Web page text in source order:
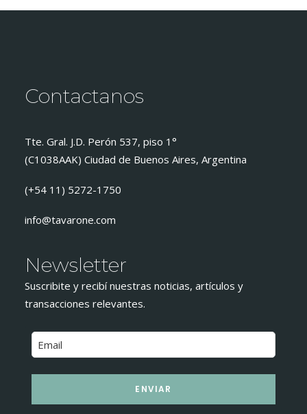
Contactanos
Tte. Gral. J.D. Perón 537, piso 1°
(C1038AAK) Ciudad de Buenos Aires, Argentina
(+54 11) 5272-1750
info@tavarone.com
Newsletter
Suscribite y recibí nuestras noticias, artículos y
transacciones relevantes.
ENVIAR